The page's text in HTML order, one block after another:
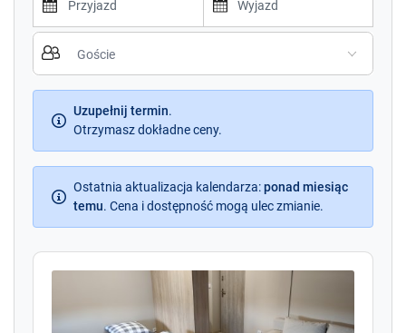
P
r
e
s
s
t
h
e
d
o
w
o
P
e
s
h
e
d
o
w
Uzupełnij termin.
Otrzymasz dokładne ceny.
Ostatnia aktualizacja kalendarza:ponad miesiąc
temu. Cena i dostępność mogą ulec zmianie.